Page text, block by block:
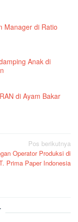
Manager di Ratio
Anak di
di Ayam Bakar
Pos berikutnya
Operator Produksi di
Prima Paper Indonesia